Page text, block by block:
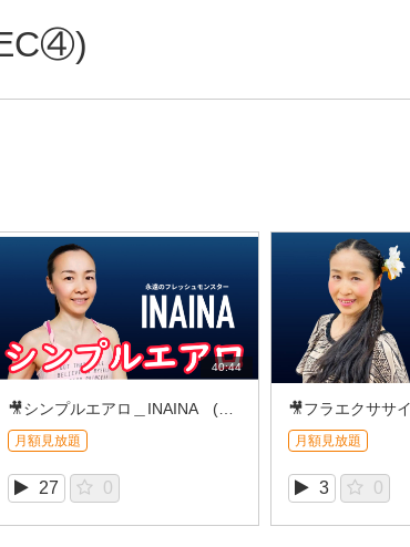
40:44
月額見放題
27 0
月額見放題
3 0